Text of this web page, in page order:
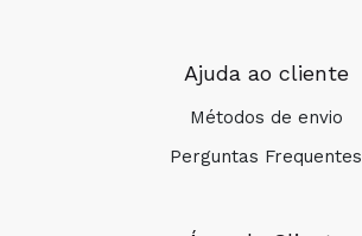
Ajuda ao cliente
Métodos de envio
Perguntas Frequentes